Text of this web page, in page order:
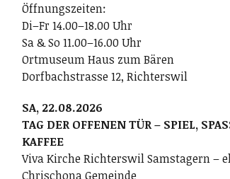
Öffnungszeiten:
Di–Fr 14.00–18.00 Uhr
Sa & So 11.00–16.00 Uhr
Ortmuseum Haus zum Bären
Dorfbachstrasse 12, Richterswil
SA, 22.08.2026
TAG DER OFFENEN TÜR – SPIEL,
KAFFEE
Viva Kirche Richterswil Samstagern –
Chrischona Gemeinde